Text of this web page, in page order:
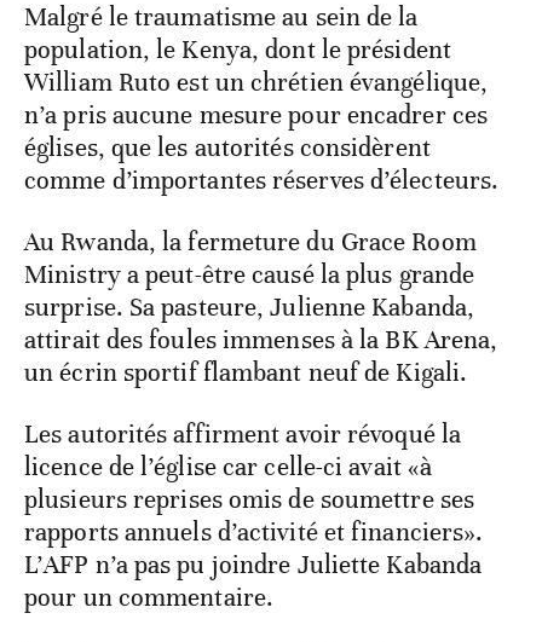
Malgré le traumatisme au sein de la
population, le Kenya, dont le président
William Ruto est un chrétien évangélique,
n’a pris aucune mesure pour encadrer ces
églises, que les autorités considèrent
comme d’importantes réserves d’électeurs.
Au Rwanda, la fermeture du Grace Room
Ministry a peut-être causé la plus grande
surprise. Sa pasteure, Julienne Kabanda,
attirait des foules immenses à la BK Arena,
un écrin sportif flambant neuf de Kigali.
Les autorités affirment avoir révoqué la
licence de l’église car celle-ci avait «à
plusieurs reprises omis de soumettre ses
rapports annuels d’activité et financiers».
L’AFP n’a pas pu joindre Juliette Kabanda
pour un commentaire.